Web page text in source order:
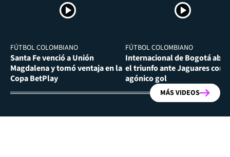
FÚTBOL COLOMBIANO
Santa Fe venció a Unión
Magdalena y tomó ventaja en la
Copa BetPlay
FÚTBOL COLOMBIANO
Internacional de Bogotá
el triunfo ante Jaguares con
agónico gol
MÁS VIDEOS